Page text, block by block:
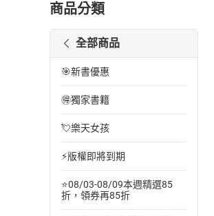
商品分類
全部商品
🎯新書優惠
🉐獨家書籍
💘樂天女孩
⚡版權即將到期
⭐08/03-08/09本週精選85
折，領券再85折